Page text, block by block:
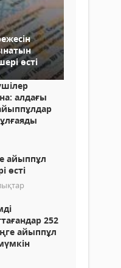
өсті
алдағы
айыппұл
өсті
252
айыппұл